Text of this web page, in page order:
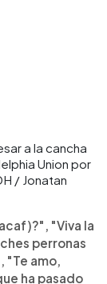
a la cancha
Union por
/ Jonatan
"Viva la
perronas
"Te amo,
ha pasado